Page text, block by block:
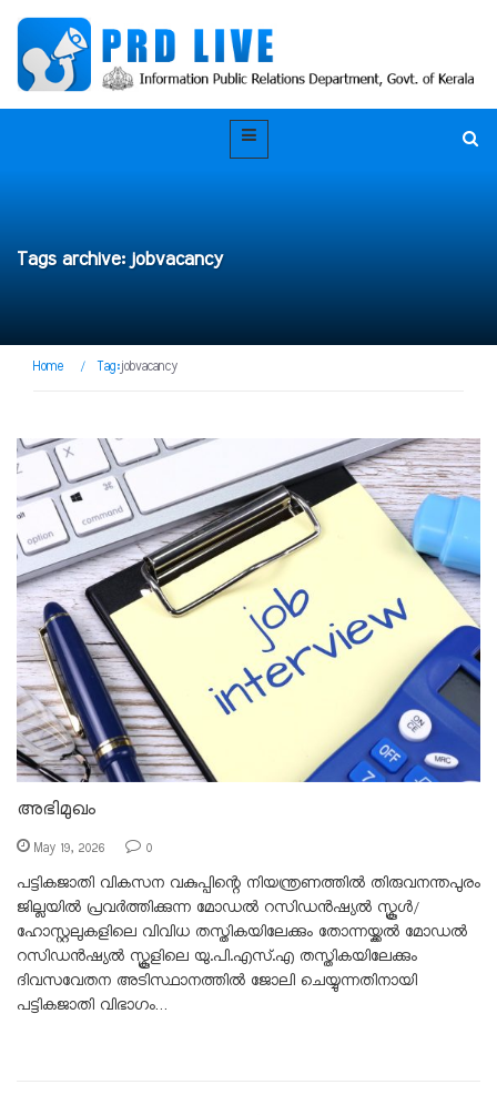
Tags archive: jobvacancy
Home / Tag:jobvacancy
അഭിമുഖം
May 19, 2026 0
പട്ടികജാതി വികസന വകുപ്പിന്റെ നിയന്ത്രണത്തിൽ തിരുവനന്തപുരം
ജില്ലയിൽ പ്രവർത്തിക്കുന്ന മോഡൽ റസിഡൻഷ്യൽ സ്കൂൾ/
ഹോസ്റ്റലുകളിലെ വിവിധ തസ്തികയിലേക്കും തോന്നയ്ക്കൽ മോഡൽ
റസിഡൻഷ്യൽ സ്കൂളിലെ യു.പി.എസ്.എ തസ്തികയിലേക്കും
ദിവസവേതന അടിസ്ഥാനത്തിൽ ജോലി ചെയ്യുന്നതിനായി
പട്ടികജാതി വിഭാഗം…